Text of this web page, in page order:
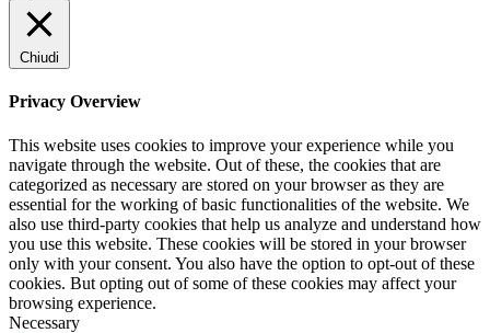
Chiudi
Privacy Overview
This website uses cookies to improve your experience while you
navigate through the website. Out of these, the cookies that are
categorized as necessary are stored on your browser as they are
essential for the working of basic functionalities of the website. We
also use third-party cookies that help us analyze and understand how
you use this website. These cookies will be stored in your browser
only with your consent. You also have the option to opt-out of these
cookies. But opting out of some of these cookies may affect your
browsing experience.
Necessary